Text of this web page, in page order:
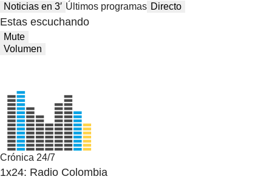
Noticias en 3′ Últimos programas Directo
Estas escuchando
Mute
Volumen
Crónica 24/7
1x24: Radio Colombia